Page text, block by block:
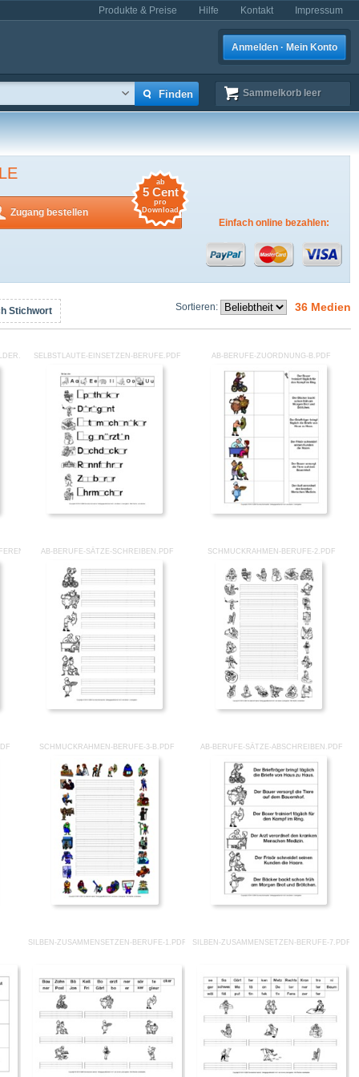
Produkte & Preise Hilfe Kontakt Impressum
Anmelden · Mein Konto
Sammelkorb leer
Zugang bestellen
ab
5 Cent
pro
Download
Einfach online bezahlen:
Sortieren: 36 Medien
Stichwort
SELBSTLAUTE-EINSETZEN-BERUFE.PDF AB-BERUFE-ZUORDNUNG-B.PDF
AB-BERUFE-SÄTZE-SCHREIBEN.PDF SCHMUCKRAHMEN-BERUFE-2.PDF
SCHMUCKRAHMEN-BERUFE-3-B.PDF AB-BERUFE-SÄTZE-ABSCHREIBEN.PDF
SILBEN-ZUSAMMENSETZEN-BERUFE-1.PDF SILBEN-ZUSAMMENSETZEN-BERUFE-7.PDF